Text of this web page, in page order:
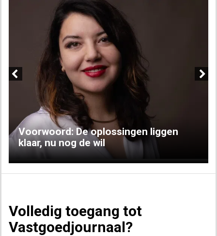
Voorwoord: De oplossingen liggen
klaar, nu nog de wil
Volledig toegang tot
Vastgoedjournaal?